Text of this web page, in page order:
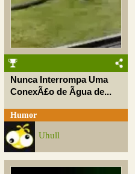
Nunca Interrompa Uma
ConexÃ£o de Ãgua de...
Humor
Uhull